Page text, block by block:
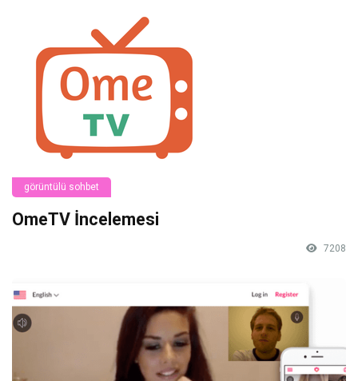
görüntülü sohbet
OmeTV İncelemesi
7208